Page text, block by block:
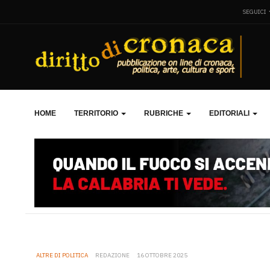
SEGUICI
HOME TERRITORIO RUBRICHE EDITORIALI
ALTRE DI POLITICA REDAZIONE 16 OTTOBRE 2025